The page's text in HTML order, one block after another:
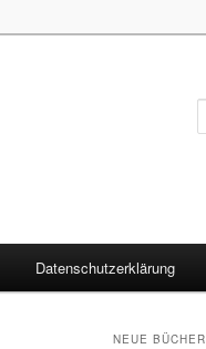
Datenschutzerklärung
NEUE BÜCHER